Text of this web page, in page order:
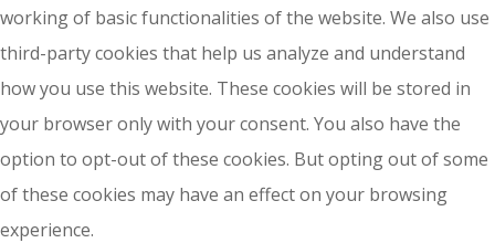
working of basic functionalities of the website. We also use
third-party cookies that help us analyze and understand
how you use this website. These cookies will be stored in
your browser only with your consent. You also have the
option to opt-out of these cookies. But opting out of some
of these cookies may have an effect on your browsing
experience.